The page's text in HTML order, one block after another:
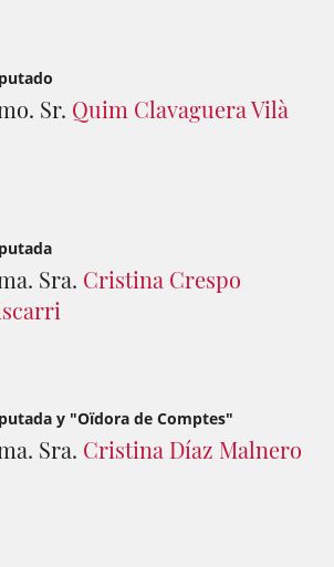
Sr. Quim Clavaguera Vilà
Sra. Cristina Crespo
y "Oïdora de Comptes"
Sra. Cristina Díaz Malnero